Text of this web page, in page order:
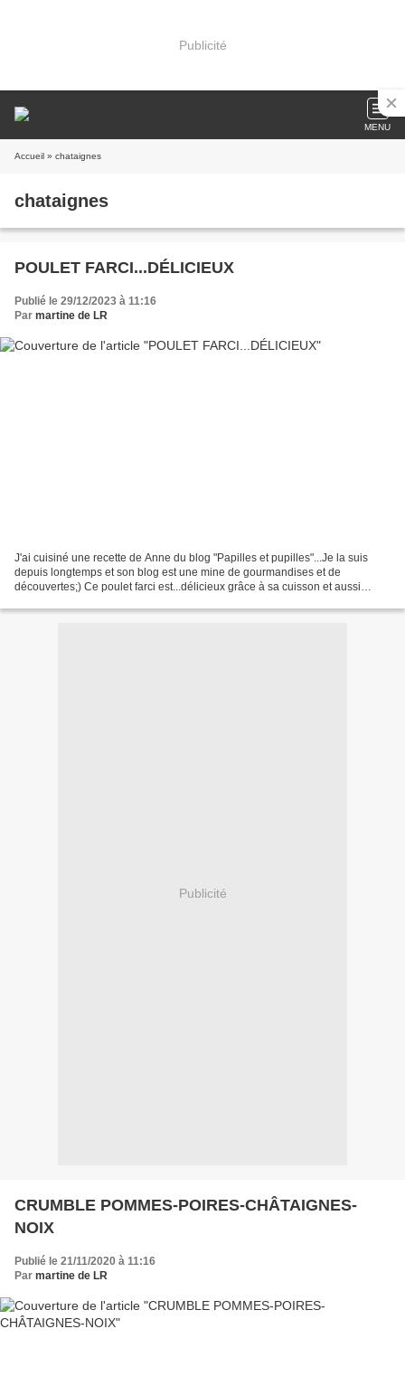
Publicité
MENU
Accueil » chataignes
chataignes
POULET FARCI...DÉLICIEUX
Publié le 29/12/2023 à 11:16
Par martine de LR
J'ai cuisiné une recette de Anne du blog "Papilles et pupilles"...Je la suis
depuis longtemps et son blog est une mine de gourmandises et de
découvertes;) Ce poulet farci est...délicieux grâce à sa cuisson et aussi
Publicité
CRUMBLE POMMES-POIRES-CHÂTAIGNES-
NOIX
Publié le 21/11/2020 à 11:16
Par martine de LR